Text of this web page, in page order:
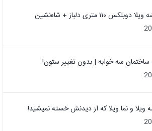
۱۱۰ متری دلباز + شاه‌نشین
ساختمان سه خوابه | بدون تغییر ستون!
ویلا و نما ویلا که از دیدنش خسته نمیشید!